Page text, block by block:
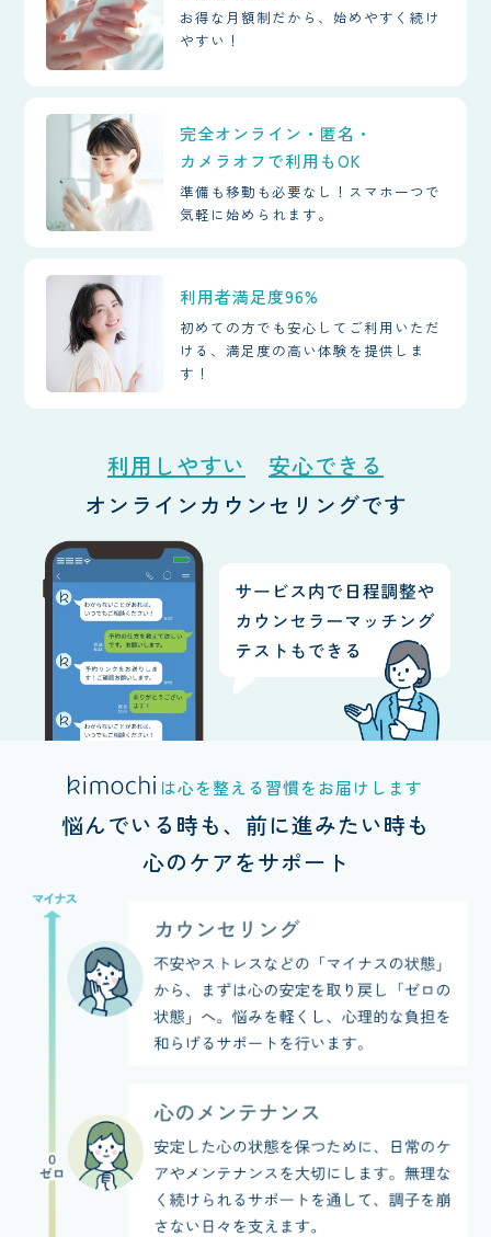
お得な月額制だから、始めやすく続け
やすい！
完全オンライン・匿名・
カメラオフで利用もOK
準備も移動も必要なし！スマホ一つで
気軽に始められます。
利用者満足度96%
初めての方でも安心してご利用いただ
ける、満足度の高い体験を提供しま
す！
利用しやすい
安心できる
オンラインカウンセリングです
は心を整える習慣をお届けします
悩んでいる時も、 前に進みたい時も
心のケアをサポート